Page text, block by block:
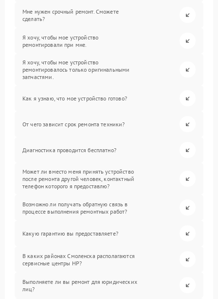
Мне нужен срочный ремонт. Сможете
сделать?
Я хочу, чтобы мое устройство
ремонтировали при мне.
Я хочу, чтобы мое устройство
ремонтировалось только оригинальными
запчастями.
Как я узнаю, что мое устройство готово?
От чего зависит срок ремонта техники?
Диагностика проводится бесплатно?
Может ли вместо меня принять устройство
после ремонта другой человек, контактный
телефон которого я предоставлю?
Возможно ли получать обратную связь в
процессе выполнения ремонтных работ?
Какую гарантию вы предоставляете?
В каких районах Смоленска располагаются
сервисные центры HP?
Выполняете ли вы ремонт для юридических
лиц?